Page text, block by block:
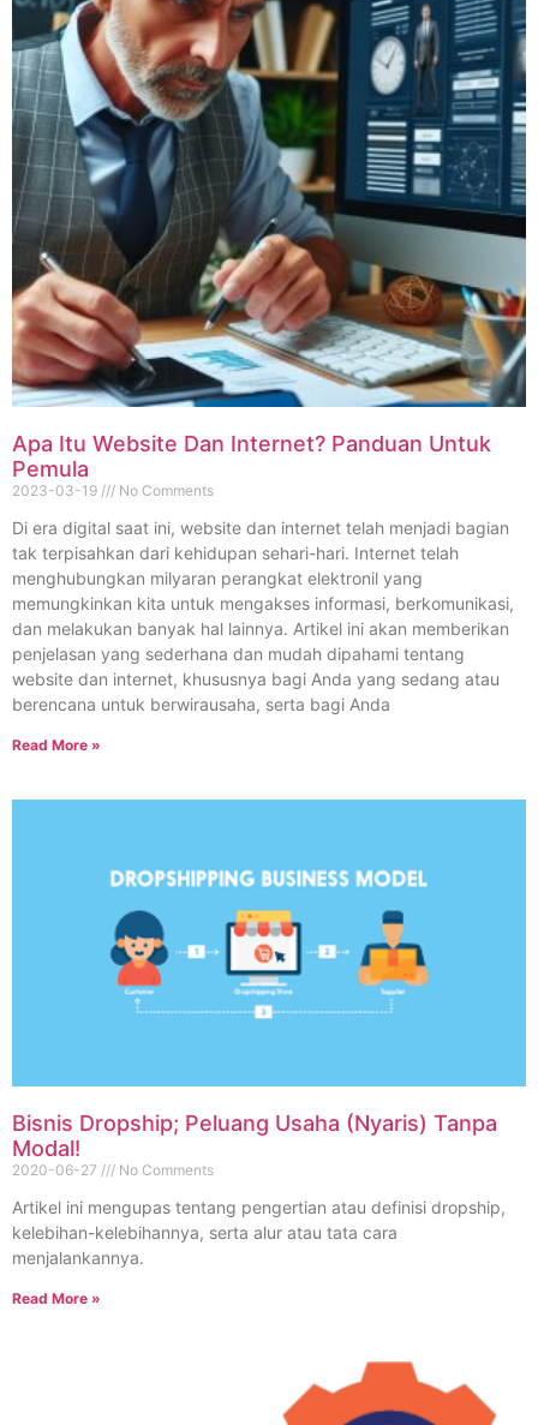
Apa Itu Website Dan Internet? Panduan Untuk
Pemula
2023-03-19 No Comments
Di era digital saat ini, website dan internet telah menjadi bagian
tak terpisahkan dari kehidupan sehari-hari. Internet telah
menghubungkan milyaran perangkat elektronil yang
memungkinkan kita untuk mengakses informasi, berkomunikasi,
dan melakukan banyak hal lainnya. Artikel ini akan memberikan
penjelasan yang sederhana dan mudah dipahami tentang
website dan internet, khususnya bagi Anda yang sedang atau
berencana untuk berwirausaha, serta bagi Anda
Read More »
Bisnis Dropship; Peluang Usaha (Nyaris) Tanpa
Modal!
2020-06-27 No Comments
Artikel ini mengupas tentang pengertian atau definisi dropship,
kelebihan-kelebihannya, serta alur atau tata cara
menjalankannya.
Read More »